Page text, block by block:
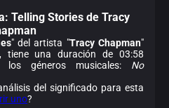
Telling Stories de Tracy
" del artista "Tracy Chapman"
tiene una duración de 03:58
géneros musicales: No
del significado para esta
uno?